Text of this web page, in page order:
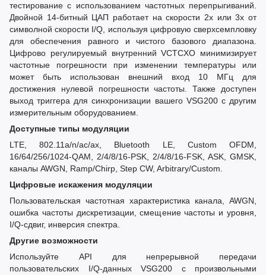
тестирование с использованием частотных перепрыгиваний.
Двойной 14-битный ЦАП работает на скорости 2x или 3x от
символной скорости I/Q, используя цифровую сверхсемпловку
для обеспечения равного и чистого базового диапазона.
Цифрово регулируемый внутренний VCTCXO минимизирует
частотные погрешности при изменении температуры или
может быть использован внешний вход 10 МГц для
достижения нулевой погрешности частоты. Также доступен
выход триггера для синхронизации вашего VSG200 с другим
измерительным оборудованием.
Доступные типы модуляции
LTE, 802.11a/n/ac/ax, Bluetooth LE, Custom OFDM,
16/64/256/1024-QAM, 2/4/8/16-PSK, 2/4/8/16-FSK, ASK, GMSK,
каналы AWGN, Ramp/Chirp, Step CW, Arbitrary/Custom.
Цифровые искажения модуляции
Пользовательская частотная характеристика канала, AWGN,
ошибка частоты дискретизации, смещение частоты и уровня,
I/Q-сдвиг, инверсия спектра.
Другие возможности
Используйте API для непрерывной передачи
пользовательских I/Q-данных VSG200 с произвольными